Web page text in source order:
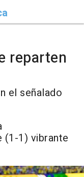
reparten
el señalado
(1-1) vibrante